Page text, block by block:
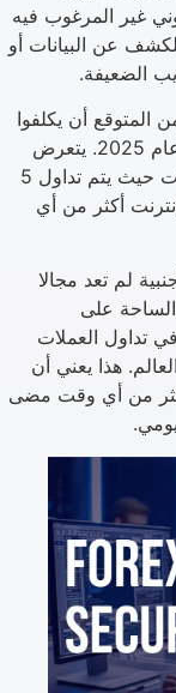
غير المرغوب فيه
عن البيانات أو
الضعيفة.
المتوقع أن يكلفوا
العالم حوالي 10.5 تريليون دولار سنويا بحلول عام 2025. يتعرض
متداولو الفوركس بشكل خاص لخروقات البيانات حيث يتم تداول 5
أكثر من أي
لم تعد مجالا
الساحة على
تداول العملات
هذا يعني أن
أكثر من أي وقت مضى